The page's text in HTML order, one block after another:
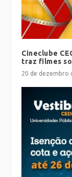
Cineclube
traz filmes
20 de dezembro